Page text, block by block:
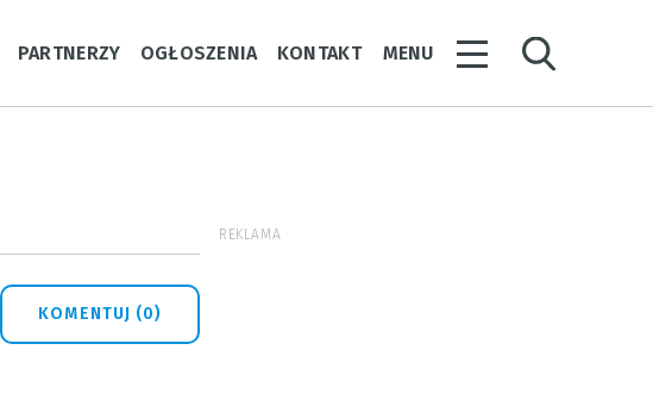
PARTNERZY OGŁOSZENIA KONTAKT MENU
KOMENTUJ (0)
REKLAMA